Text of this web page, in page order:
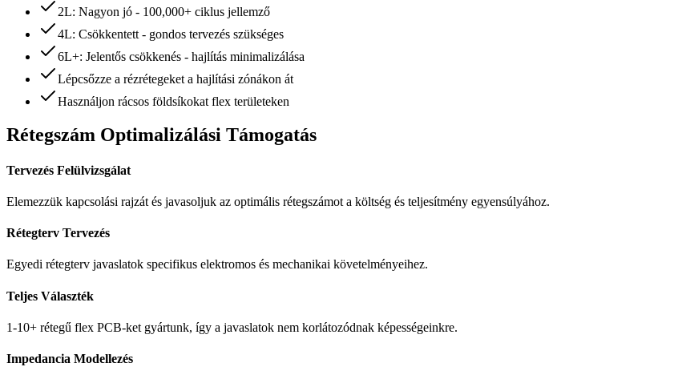
2L: Nagyon jó - 100,000+ ciklus jellemző
4L: Csökkentett - gondos tervezés szükséges
6L+: Jelentős csökkenés - hajlítás minimalizálása
Lépcsőzze a rézrétegeket a hajlítási zónákon át
Használjon rácsos földsíkokat flex területeken
Rétegszám Optimalizálási Támogatás
Tervezés Felülvizsgálat
Elemezzük kapcsolási rajzát és javasoljuk az optimális rétegszámot a költség és teljesítmény egyensúlyához.
Rétegterv Tervezés
Egyedi rétegterv javaslatok specifikus elektromos és mechanikai követelményeihez.
Teljes Választék
1-10+ rétegű flex PCB-ket gyártunk, így a javaslatok nem korlátozódnak képességeinkre.
Impedancia Modellezés